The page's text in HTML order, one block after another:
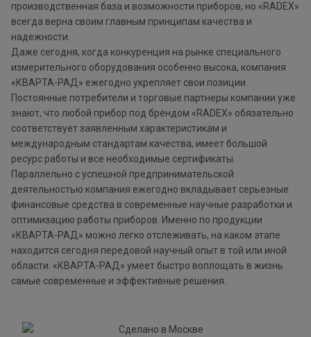
производственная база и возможности приборов, но «RADEX»
всегда верна своим главным принципам качества и
надежности.
Даже сегодня, когда конкуренция на рынке специального
измерительного оборудования особенно высока, компания
«КВАРТА-РАД» ежегодно укрепляет свои позиции.
Постоянные потребители и торговые партнеры компании уже
знают, что любой прибор под брендом «RADEX» обязательно
соответствует заявленным характеристикам и
международным стандартам качества, имеет большой
ресурс работы и все необходимые сертификаты.
Параллельно с успешной предпринимательской
деятельностью компания ежегодно вкладывает серьезные
финансовые средства в современные научные разработки и
оптимизацию работы приборов. Именно по продукции
«КВАРТА-РАД» можно легко отслеживать, на каком этапе
находится сегодня передовой научный опыт в той или иной
области. «КВАРТА-РАД» умеет быстро воплощать в жизнь
самые современные и эффективные решения.